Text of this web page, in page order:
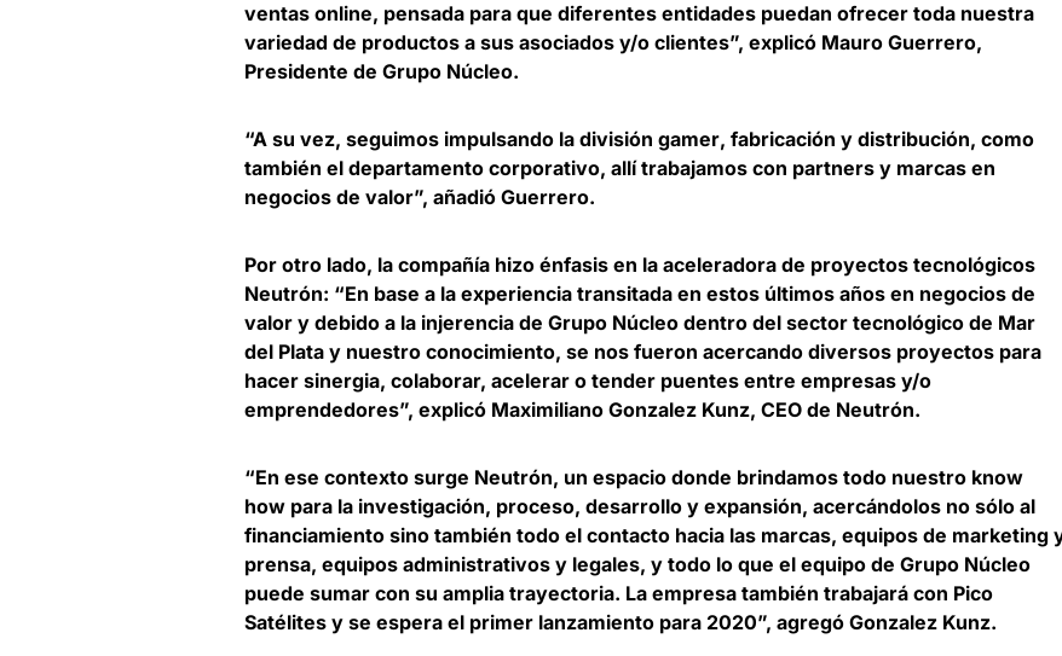
ventas online, pensada para que diferentes entidades puedan ofrecer toda nuestra
variedad de productos a sus asociados y/o clientes”, explicó Mauro Guerrero,
Presidente de Grupo Núcleo.
“A su vez, seguimos impulsando la división gamer, fabricación y distribución, como
también el departamento corporativo, allí trabajamos con partners y marcas en
negocios de valor”, añadió Guerrero.
Por otro lado, la compañía hizo énfasis en la aceleradora de proyectos tecnológicos
Neutrón: “En base a la experiencia transitada en estos últimos años en negocios de
valor y debido a la injerencia de Grupo Núcleo dentro del sector tecnológico de Mar
del Plata y nuestro conocimiento, se nos fueron acercando diversos proyectos para
hacer sinergia, colaborar, acelerar o tender puentes entre empresas y/o
emprendedores”, explicó Maximiliano Gonzalez Kunz, CEO de Neutrón.
“En ese contexto surge Neutrón, un espacio donde brindamos todo nuestro know
how para la investigación, proceso, desarrollo y expansión, acercándolos no sólo al
financiamiento sino también todo el contacto hacia las marcas, equipos de marketing
prensa, equipos administrativos y legales, y todo lo que el equipo de Grupo Núcleo
puede sumar con su amplia trayectoria. La empresa también trabajará con Pico
Satélites y se espera el primer lanzamiento para 2020”, agregó Gonzalez Kunz.